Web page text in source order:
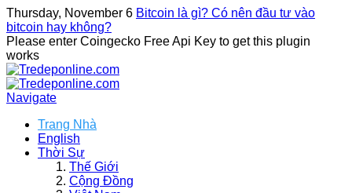
Thursday, November 6 Bitcoin là gì? Có nên đầu tư vào
bitcoin hay không?
Please enter Coingecko Free Api Key to get this plugin
works
Navigate
Trang Nhà
English
Thời Sự
Thế Giới
Cộng Đồng